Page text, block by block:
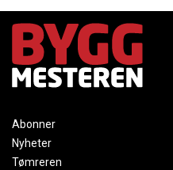
Abonner
Nyheter
Tømreren